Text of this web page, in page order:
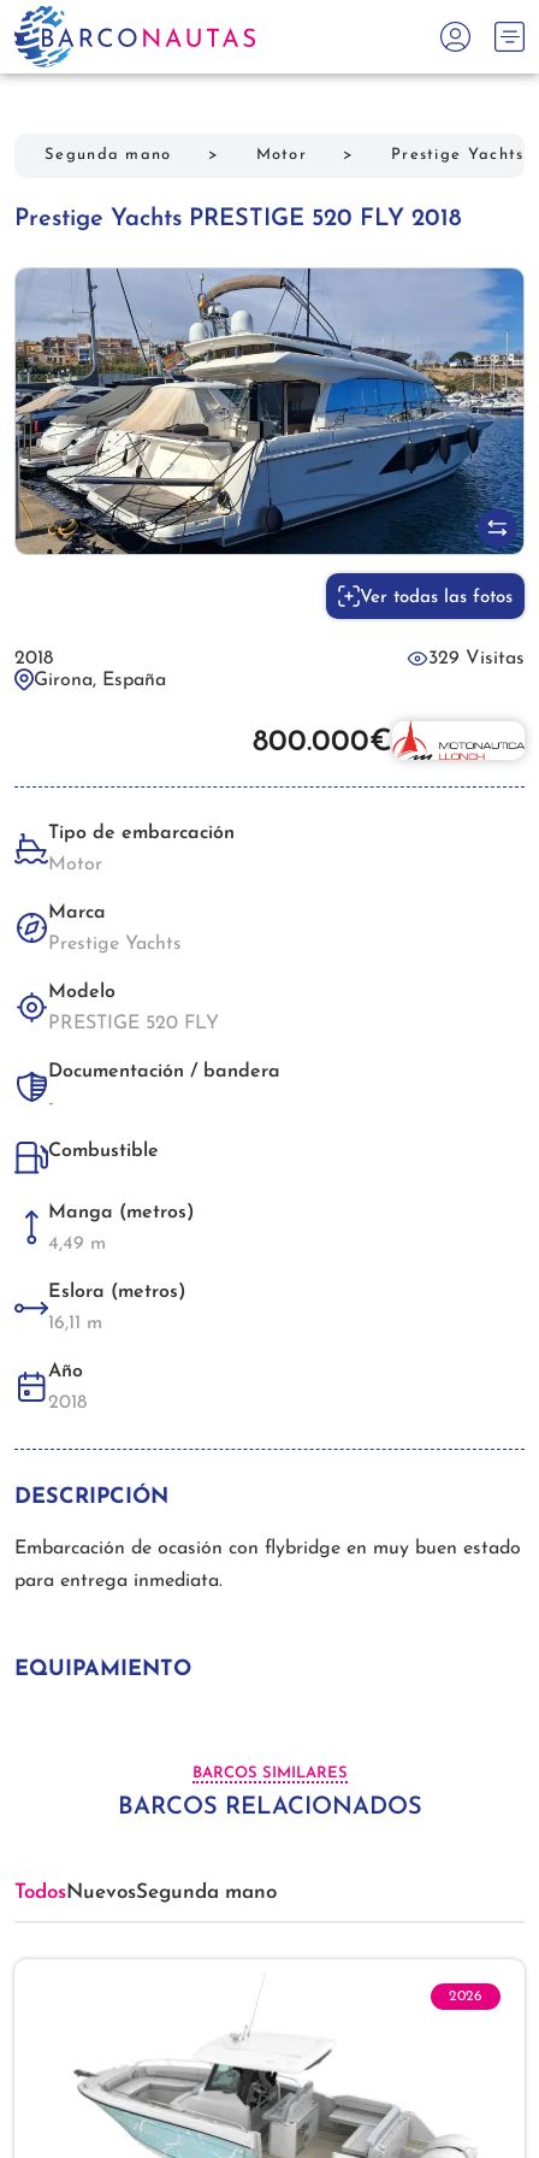
Segunda mano > Motor > Prestige Yachts
Prestige Yachts PRESTIGE 520 FLY 2018
Ver todas las fotos
2018
329 Visitas
Girona, España
800.000€
Tipo de embarcación
Motor
Marca
Prestige Yachts
Modelo
PRESTIGE 520 FLY
Documentación / bandera
-
Combustible
Manga (metros)
4,49 m
Eslora (metros)
16,11 m
Año
2018
DESCRIPCIÓN
Embarcación de ocasión con flybridge en muy buen estado
para entrega inmediata.
EQUIPAMIENTO
BARCOS SIMILARES
BARCOS RELACIONADOS
TodosNuevosSegunda mano
2026